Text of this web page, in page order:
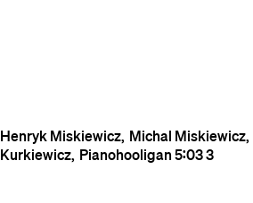
Henryk Miskiewicz Michal Miskiewicz
Kurkiewicz Pianohooligan5:033